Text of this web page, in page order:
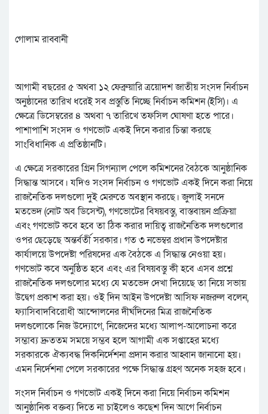
গোলাম রাব্বানী
আগামী বছরের ৫ অথবা ১২ ফেব্রুয়ারি ত্রয়োদশ জাতীয় সংসদ নির্বাচন
অনুষ্ঠানের তারিখ ধরেই সব প্রস্তুতি নিচ্ছে নির্বাচন কমিশন (ইসি)। এ
ক্ষেত্রে ডিসেম্বরের ৪ অথবা ৭ তারিখে তফসিল ঘোষণা হতে পারে।
পাশাপাশি সংসদ ও গণভোট একই দিনে করার চিন্তা করছে
সাংবিধানিক এ প্রতিষ্ঠানটি।
এ ক্ষেত্রে সরকারের গ্রিন সিগন্যাল পেলে কমিশনের বৈঠকে আনুষ্ঠানিক
সিদ্ধান্ত আসবে। যদিও সংসদ নির্বাচন ও গণভোট একই দিনে করা নিয়ে
রাজনৈতিক দলগুলো দুই মেরুতে অবস্থান করছে। জুলাই সনদে
মতভেদ (নোট অব ডিসেন্ট), গণভোটের বিষয়বস্তু, বাস্তবায়ন প্রক্রিয়া
এবং গণভোট কবে হবে তা ঠিক করার দায়িত্ব রাজনৈতিক দলগুলোর
ওপর ছেড়েছে অন্তর্বর্তী সরকার। গত ৩ নভেম্বর প্রধান উপদেষ্টার
কার্যালয়ে উপদেষ্টা পরিষদের এক বৈঠকে এ সিদ্ধান্ত নেওয়া হয়।
গণভোট কবে অনুষ্ঠিত হবে এবং এর বিষয়বস্তু কী হবে এসব প্রশ্নে
রাজনৈতিক দলগুলোর মধ্যে যে মতভেদ দেখা দিয়েছে তা নিয়ে সভায়
উদ্বেগ প্রকাশ করা হয়। ওই দিন আইন উপদেষ্টা আসিফ নজরুল বলেন,
ফ্যাসিবাদবিরোধী আন্দোলনের দীর্ঘদিনের মিত্র রাজনৈতিক
দলগুলোকে নিজ উদ্যোগে, নিজেদের মধ্যে আলাপ-আলোচনা করে
সম্ভাব্য দ্রুততম সময়ে সম্ভব হলে আগামী এক সপ্তাহের মধ্যে
সরকারকে ঐক্যবদ্ধ দিকনির্দেশনা প্রদান করার আহ্বান জানানো হয়।
এমন নির্দেশনা পেলে সরকারের পক্ষে সিদ্ধান্ত গ্রহণ অনেক সহজ হবে।
সংসদ নির্বাচন ও গণভোট একই দিনে করা নিয়ে নির্বাচন কমিশন
আনুষ্ঠানিক বক্তব্য দিতে না চাইলেও কছেশ দিন আগে নির্বাচন